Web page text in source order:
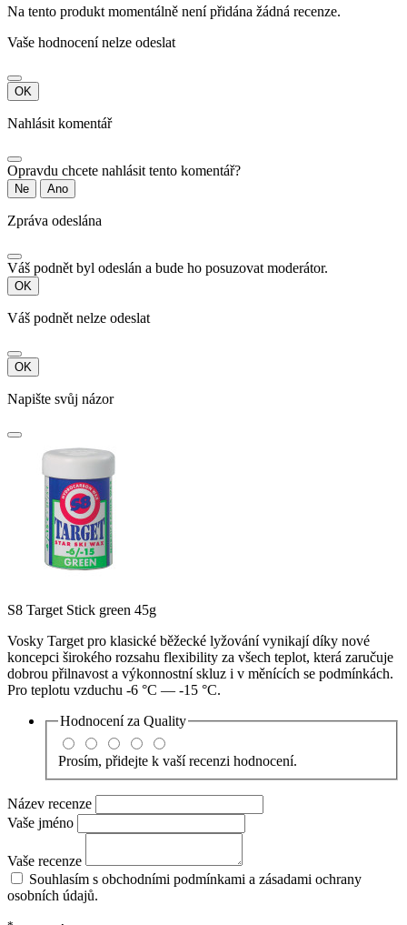
Na tento produkt momentálně není přidána žádná recenze.
Vaše hodnocení nelze odeslat
OK
Nahlásit komentář
Opravdu chcete nahlásit tento komentář?
Ne Ano
Zpráva odeslána
Váš podnět byl odeslán a bude ho posuzovat moderátor.
OK
Váš podnět nelze odeslat
OK
Napište svůj názor
S8 Target Stick green 45g
Vosky Target pro klasické běžecké lyžování vynikají díky nové
koncepci širokého rozsahu flexibility za všech teplot, která zaručuje
dobrou přilnavost a výkonnostní skluz i v měnících se podmínkách.
Pro teplotu vzduchu -6 °C — -15 °C.
Hodnocení za Quality
Prosím, přidejte k vaší recenzi hodnocení.
Název recenze
Vaše jméno
Vaše recenze
Souhlasím s obchodními podmínkami a zásadami ochrany
osobních údajů.